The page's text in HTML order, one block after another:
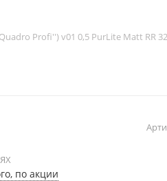
Profi'') v01 0,5 PurLite Matt RR
по акции